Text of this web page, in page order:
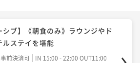
シブ】《2食付/鉄板懐石》炎と香
沢な晩餐
事前決済可
IN 15:00 - 18:30 OUT11:00
シブ】《朝食のみ》ラウンジやド
ルステイを堪能
事前決済可
IN 15:00 - 22:00 OUT11:00